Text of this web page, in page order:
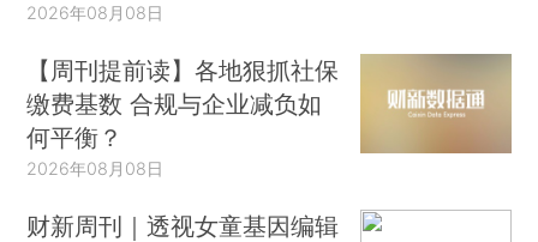
2026年08月08日
【周刊提前读】各地狠抓社保
缴费基数 合规与企业减负如
何平衡？
2026年08月08日
财新周刊｜透视女童基因编辑